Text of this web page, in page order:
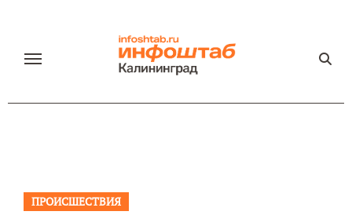
содержанию
ПРОИСШЕСТВИЯ